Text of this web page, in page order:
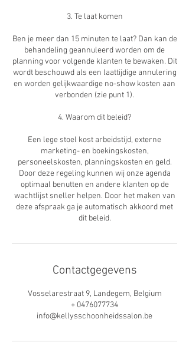
3. Te laat komen
Ben je meer dan 15 minuten te laat? Dan kan de
behandeling geannuleerd worden om de
planning voor volgende klanten te bewaken. Dit
wordt beschouwd als een laattijdige annulering
en worden gelijkwaardige no-show kosten aan
verbonden (zie punt 1).
4. Waarom dit beleid?
Een lege stoel kost arbeidstijd, externe
marketing- en boekingskosten,
personeelskosten, planningskosten en geld.
Door deze regeling kunnen wij onze agenda
optimaal benutten en andere klanten op de
wachtlijst sneller helpen. Door het maken van
deze afspraak ga je automatisch akkoord met
dit beleid.
Contactgegevens
Vosselarestraat 9, Landegem, Belgium
+ 0476077734
info@kellysschoonheidssalon.be